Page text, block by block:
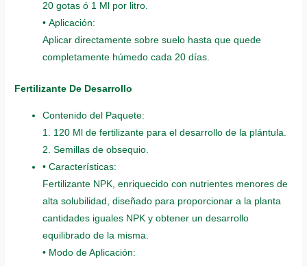
20 gotas ó 1 Ml por litro.
• Aplicación:
Aplicar directamente sobre suelo hasta que quede
completamente húmedo cada 20 días.
Fertilizante De Desarrollo
Contenido del Paquete:
1. 120 Ml de fertilizante para el desarrollo de la plántula.
2. Semillas de obsequio.
• Características:
Fertilizante NPK, enriquecido con nutrientes menores de
alta solubilidad, diseñado para proporcionar a la planta
cantidades iguales NPK y obtener un desarrollo
equilibrado de la misma.
• Modo de Aplicación: